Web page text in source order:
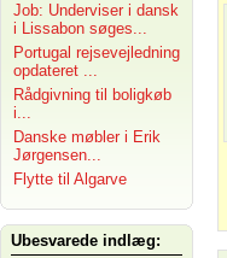
Job: Underviser i dansk
i Lissabon søges...
Portugal rejsevejledning
opdateret ...
Rådgivning til boligkøb
i...
Danske møbler i Erik
Jørgensen...
Flytte til Algarve
Ubesvarede indlæg: